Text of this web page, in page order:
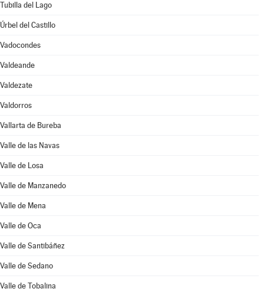
Tubilla del Lago
Úrbel del Castillo
Vadocondes
Valdeande
Valdezate
Valdorros
Vallarta de Bureba
Valle de las Navas
Valle de Losa
Valle de Manzanedo
Valle de Mena
Valle de Oca
Valle de Santibáñez
Valle de Sedano
Valle de Tobalina